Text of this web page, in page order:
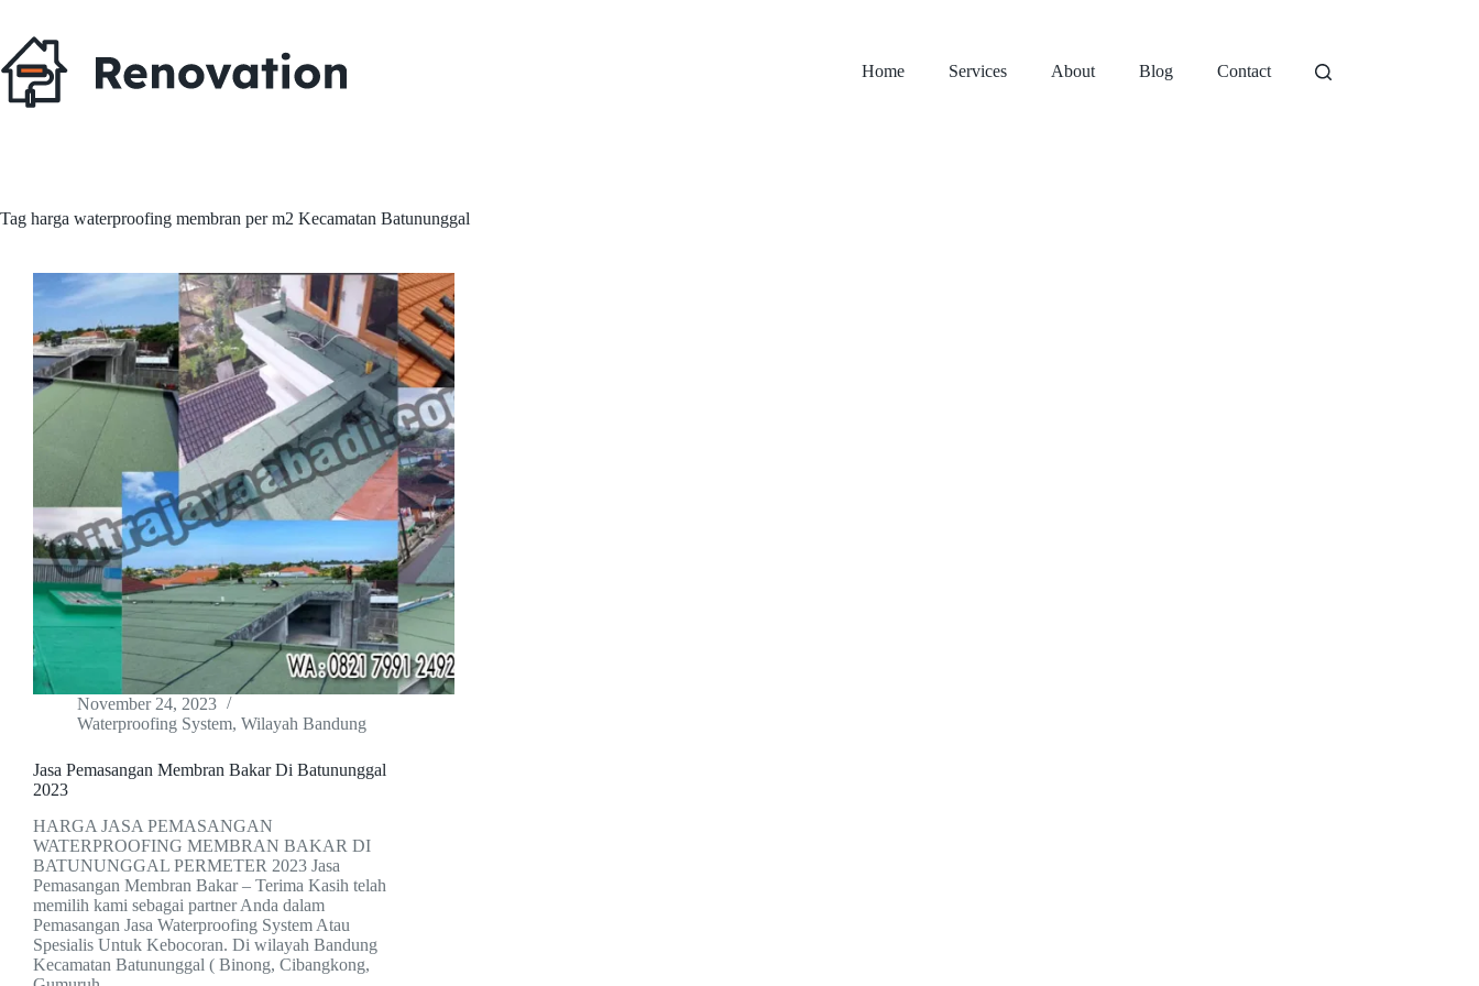
content
Home
Services About Blog Contact
Tag harga waterproofing membran per m2 Kecamatan Batununggal
November 24, 2023
Waterproofing System, Wilayah Bandung
Jasa Pemasangan Membran Bakar Di Batununggal
2023
HARGA JASA PEMASANGAN
WATERPROOFING MEMBRAN BAKAR DI
BATUNUNGGAL PERMETER 2023 Jasa
Pemasangan Membran Bakar – Terima Kasih telah
memilih kami sebagai partner Anda dalam
Pemasangan Jasa Waterproofing System Atau
Spesialis Untuk Kebocoran. Di wilayah Bandung
Kecamatan Batununggal ( Binong, Cibangkong,